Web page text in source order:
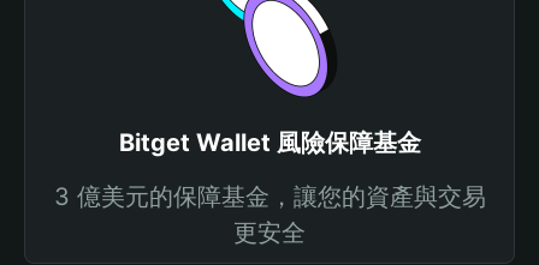
Bitget Wallet 風險保障基金
3 億美元的保障基金，讓您的資產與交易
更安全